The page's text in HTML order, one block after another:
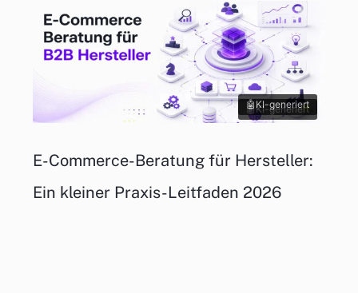
KI-generiert
KI-generiert
E-Commerce-Beratung für Hersteller:
Ein kleiner Praxis-Leitfaden 2026